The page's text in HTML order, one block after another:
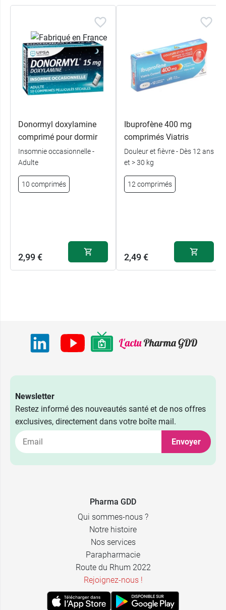
Donormyl doxylamine
comprimé pour dormir
Insomnie occasionnelle -
Adulte
10 comprimés
2,99 €
Ibuprofène 400 mg
comprimés Viatris
Douleur et fièvre - Dès 12 ans
et > 30 kg
12 comprimés
2,49 €
Newsletter
Restez informé des nouveautés santé et de nos offres
exclusives, directement dans votre boîte mail.
Envoyer
Pharma GDD
Qui sommes-nous ?
Notre histoire
Nos services
Parapharmacie
Route du Rhum 2022
Rejoignez-nous !